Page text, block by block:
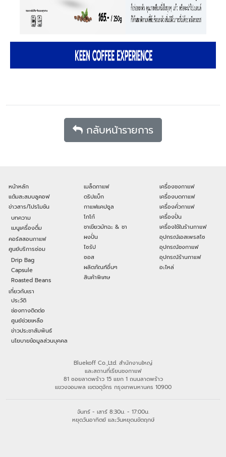
กลับหน้ารายการ
หน้าหลัก
แต้มสะสมบลูคอฟ
ข่าวสาร/โปรโมชัน
บทความ
เมนูเครื่องดื่ม
คอร์สสอนกาแฟ
ศูนย์บริการซ่อม
Drip Bag
Capsule
Roasted Beans
เกี่ยวกับเรา
ประวัติ
ช่องทางติดต่อ
ศูนย์ช่วยเหลือ
ข่าวประชาสัมพันธ์
นโยบายข้อมูลส่วนบุคคล
เมล็ดกาแฟ
ดริปแบ็ก
กาแฟแคปซูล
โกโก้
ชาเขียวมัทฉะ & ชา
ผงปั่น
ไซรัป
ซอส
ผลิตภัณฑ์อื่นๆ
สินค้าพิเศษ
เครื่องชงกาแฟ
เครื่องบดกาแฟ
เครื่องคั่วกาแฟ
เครื่องปั่น
เครื่องใช้ในร้านกาแฟ
อุปกรณ์เอสเพรสโซ
อุปกรณ์ชงกาแฟ
อุปกรณ์ร้านกาแฟ
อะไหล่
Bluekoff Co.,Ltd. สำนักงานใหญ่
และสถานที่เรียนชงกาแฟ
81 ซอยลาดพร้าว 15 แยก 1 ถนนลาดพร้าว
แขวงจอมพล เขตจตุจักร กรุงเทพมหานคร 10900
จันทร์ - เสาร์ 8:30น. - 17:00น.
หยุดวันอาทิตย์ และวันหยุดนขัตฤกษ์